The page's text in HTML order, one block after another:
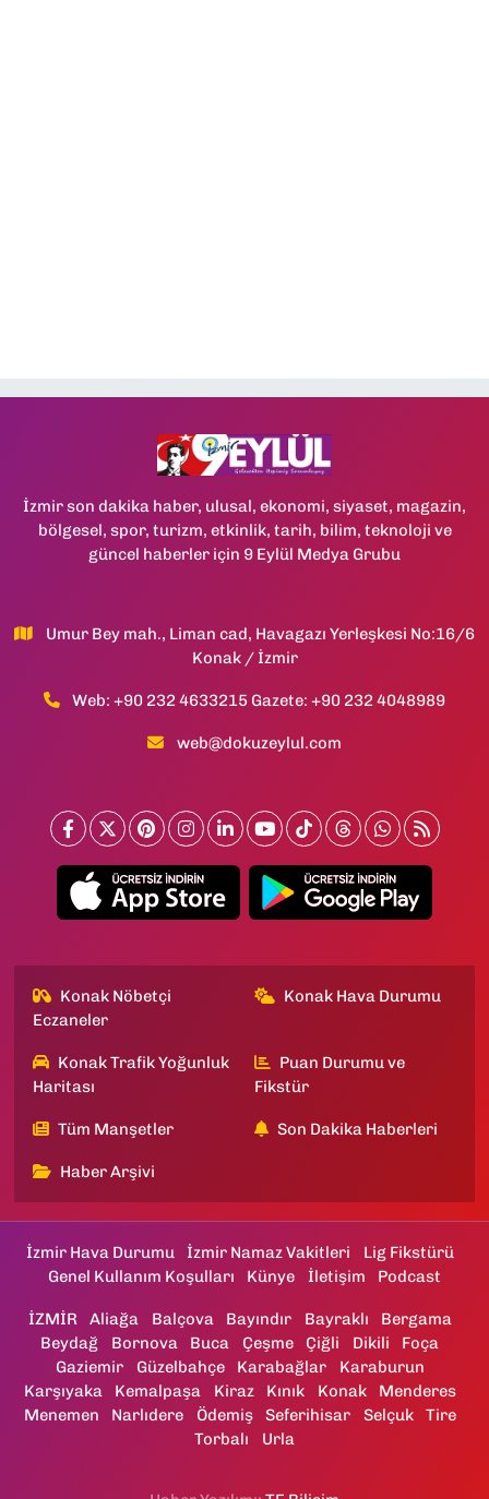
İzmir son dakika haber, ulusal, ekonomi, siyaset, magazin,
bölgesel, spor, turizm, etkinlik, tarih, bilim, teknoloji ve
güncel haberler için 9 Eylül Medya Grubu
Umur Bey mah., Liman cad, Havagazı Yerleşkesi No:16/6
Konak / İzmir
Web: +90 232 4633215 Gazete: +90 232 4048989
web@dokuzeylul.com
Konak Nöbetçi
Eczaneler
Konak Hava Durumu
Konak Trafik Yoğunluk
Haritası
Puan Durumu ve
Fikstür
Tüm Manşetler Son Dakika Haberleri
Haber Arşivi
İzmir Hava Durumu İzmir Namaz Vakitleri
Lig Fikstürü
Genel Kullanım Koşulları
Künye İletişim Podcast
İZMİR Aliağa Balçova Bayındır Bayraklı
Bergama
Beydağ
Bornova Buca Çeşme Çiğli Dikili
Foça
Gaziemir
Güzelbahçe Karabağlar
Karaburun
Karşıyaka
Kemalpaşa Kiraz Kınık Konak
Menderes
Menemen
Narlıdere Ödemiş Seferihisar Selçuk
Tire
Torbalı
Urla